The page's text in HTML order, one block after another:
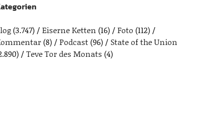
(3.747) Eiserne Ketten (16) Foto (112)
(8) Podcast(96)
State of the Union
Teve Tor des Monats (4)